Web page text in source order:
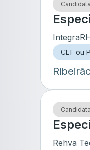
IntegraRH
CLT ou
Rehva